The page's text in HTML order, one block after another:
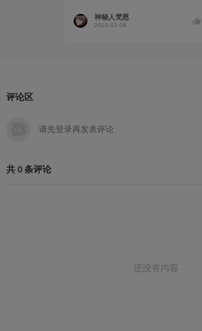
神秘人梵恩
2025-02-08
评论区
共0条评论
还没有内容